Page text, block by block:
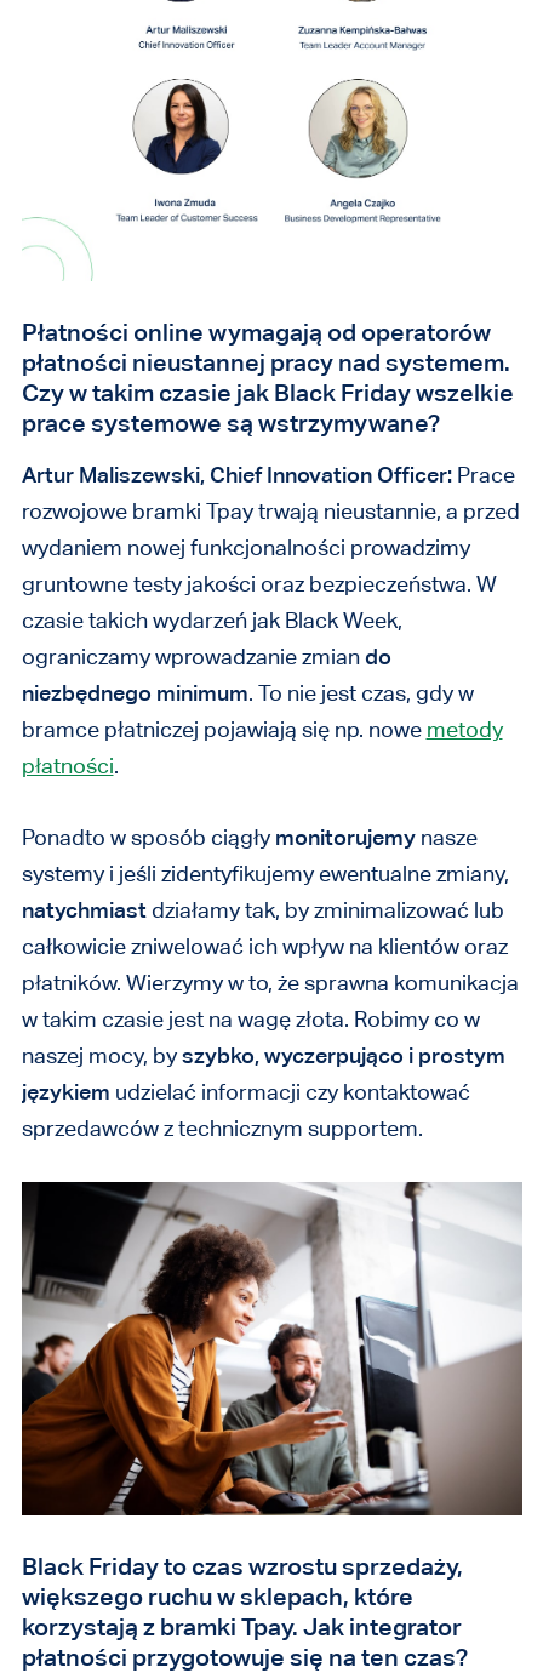
Płatności online wymagają od operatorów
płatności nieustannej pracy nad systemem.
Czy w takim czasie jak Black Friday wszelkie
prace systemowe są wstrzymywane?
Artur Maliszewski, Chief Innovation Officer:Prace
rozwojowe bramki Tpay trwają nieustannie, a przed
wydaniem nowej funkcjonalności prowadzimy
gruntowne testy jakości oraz bezpieczeństwa. W
czasie takich wydarzeń jak Black Week,
ograniczamy wprowadzanie zmiando
niezbędnego minimum. To nie jest czas, gdy w
bramce płatniczej pojawiają się np. nowe metody
płatności.
Ponadto w sposób ciągły monitorujemynasze
systemy i jeśli zidentyfikujemy ewentualne zmiany,
natychmiastdziałamy tak, by zminimalizować lub
całkowicie zniwelować ich wpływ na klientów oraz
płatników. Wierzymy w to, że sprawna komunikacja
w takim czasie jest na wagę złota. Robimy co w
naszej mocy, byszybko, wyczerpująco i prostym
językiem udzielać informacji czy kontaktować
sprzedawców z technicznym supportem.
Black Friday to czas wzrostu sprzedaży,
większego ruchu w sklepach, które
korzystają z bramki Tpay. Jak integrator
płatności przygotowuje się na ten czas?